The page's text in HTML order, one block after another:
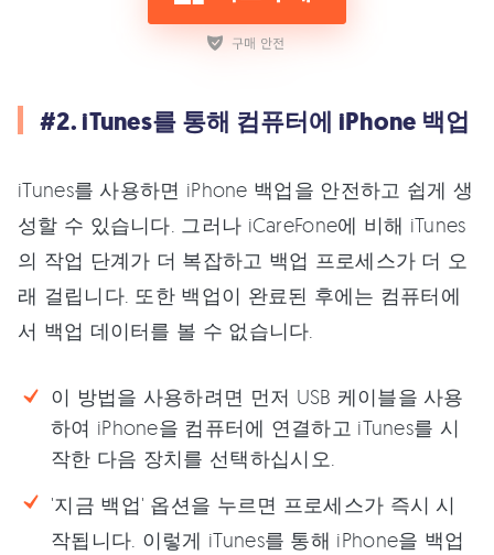
#2. iTunes를 통해 컴퓨터에 iPhone 백업
iTunes를 사용하면 iPhone 백업을 안전하고 쉽게 생
성할 수 있습니다. 그러나 iCareFone에 비해 iTunes
의 작업 단계가 더 복잡하고 백업 프로세스가 더 오
래 걸립니다. 또한 백업이 완료된 후에는 컴퓨터에
서 백업 데이터를 볼 수 없습니다.
이 방법을 사용하려면 먼저 USB 케이블을 사용
하여 iPhone을 컴퓨터에 연결하고 iTunes를 시
작한 다음 장치를 선택하십시오.
'지금 백업' 옵션을 누르면 프로세스가 즉시 시
작됩니다. 이렇게 iTunes를 통해 iPhone을 백업